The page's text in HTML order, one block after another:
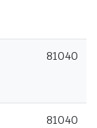
81040
81040